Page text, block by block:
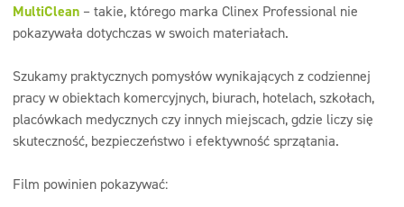
MultiClean – takie, którego marka Clinex Professional nie
pokazywała dotychczas w swoich materiałach.
Szukamy praktycznych pomysłów wynikających z codziennej
pracy w obiektach komercyjnych, biurach, hotelach, szkołach,
placówkach medycznych czy innych miejscach, gdzie liczy się
skuteczność, bezpieczeństwo i efektywność sprzątania.
Film powinien pokazywać: